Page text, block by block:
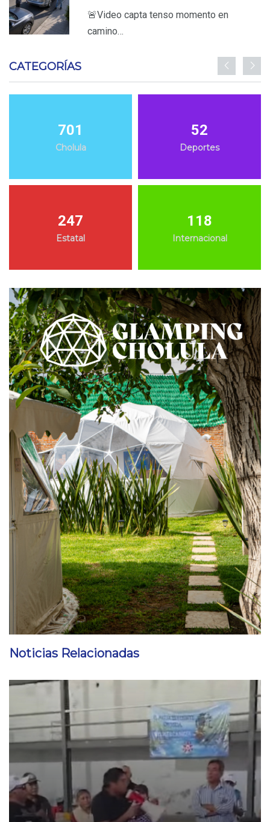
🚨Video capta tenso momento en
camino…
CATEGORÍAS
701
Cholula
52
Deportes
247
Estatal
118
Internacional
Noticias Relacionadas